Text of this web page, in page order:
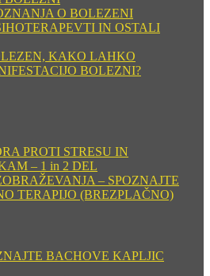
O BOLEZENI
IN OSTALI
KAKO LAHKO
BOLEZNI?
PROTI STRESU IN
– 1 in 2 DEL
– SPOZNAJTE
TERAPIJO (BREZPLAČNO)
BACHOVE KAPLJIC